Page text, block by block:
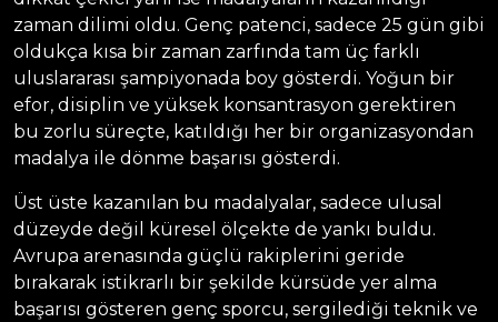
zaman dilimi oldu. Genç patenci, sadece 25 gün gibi
oldukça kısa bir zaman zarfında tam üç farklı
uluslararası şampiyonada boy gösterdi. Yoğun bir
efor, disiplin ve yüksek konsantrasyon gerektiren
bu zorlu süreçte, katıldığı her bir organizasyondan
madalya ile dönme başarısı gösterdi.
Üst üste kazanılan bu madalyalar, sadece ulusal
düzeyde değil küresel ölçekte de yankı buldu.
Avrupa arenasında güçlü rakiplerini geride
bırakarak istikrarlı bir şekilde kürsüde yer alma
başarısı gösteren genç sporcu, sergilediği teknik ve